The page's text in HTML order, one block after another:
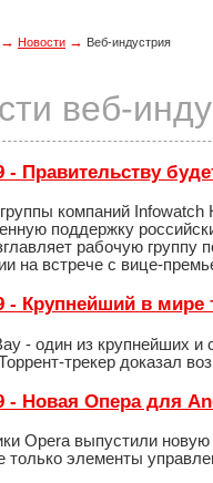
→ Новости → Веб-индустрия
веб-
- Правительству
компаний Infowatch
поддержку
рабочую
на встрече с вице-
- Крупнейший в мире
- один из крупнейших и
трекер доказал
- Новая Опера для
Opera выпустили
только элементы